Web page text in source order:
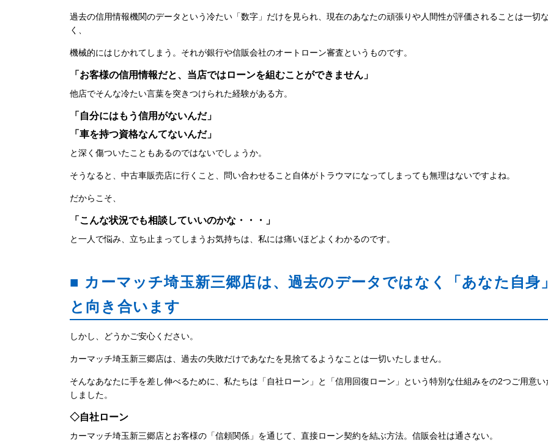
過去の信用情報機関のデータという冷たい「数字」だけを見られ、現在のあなたの頑張りや人間性が評価されることは一切
く、
機械的にはじかれてしまう。それが銀行や信販会社のオートローン審査というものです。
「お客様の信用情報だと、当店ではローンを組むことができません」
他店でそんな冷たい言葉を突きつけられた経験がある方。
「自分にはもう信用がないんだ」
「車を持つ資格なんてないんだ」
と深く傷ついたこともあるのではないでしょうか。
そうなると、中古車販売店に行くこと、問い合わせること自体がトラウマになってしまっても無理はないですよね。
だからこそ、
「こんな状況でも相談していいのかな・・・」
と一人で悩み、立ち止まってしまうお気持ちは、私には痛いほどよくわかるのです。
■ カーマッチ埼玉新三郷店は、過去のデータではなく「あなた自身
と向き合います
しかし、どうかご安心ください。
カーマッチ埼玉新三郷店は、過去の失敗だけであなたを見捨てるようなことは一切いたしません。
そんなあなたに手を差し伸べるために、私たちは「自社ローン」と「信用回復ローン」という特別な仕組みをの2つご用意い
しました。
◇自社ローン
カーマッチ埼玉新三郷店とお客様の「信頼関係」を通じて、直接ローン契約を結ぶ方法。信販会社は通さない。